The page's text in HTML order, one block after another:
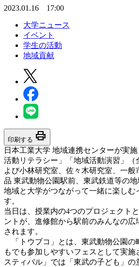
2023.01.16 17:00
大学ニュース
イベント
学生の活動
地域貢献
印刷する print
日本工業大学 地域連携センターが実
活動リテラシー」「地域活動演習」（
よび小林研究室、佐々木研究室、一般
品 東武動物公園駅前、東武鉄道等の地
地域と大学がつながって一緒に楽しむ
す。
当日は、授業内の4つのプロジェクト
ントが、進修館から駅前のみんなの広
されます。
「トウブコ」とは、東武動物公園の
もでも参加しやすいフェスとして実施
スティバル」では「東武の子ども」の